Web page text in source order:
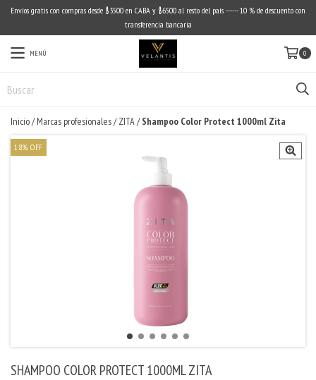
Envíos gratis con compras desde $3500 en CABA y $6500 al resto del país ------ 10 % de descuento con
transferencia bancaria
MENÚ 0
Inicio/ Marcas profesionales/ ZITA/ Shampoo Color Protect 1000ml Zita
18% OFF
SHAMPOO COLOR PROTECT 1000ML ZITA